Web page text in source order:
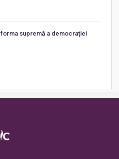
supremă a democrației